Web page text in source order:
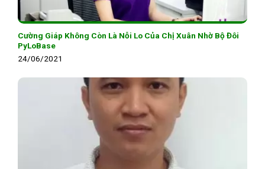
Cường Giáp Không Còn Là Nỗi Lo Của Chị Xuân Nhờ Bộ Đôi
PyLoBase
24/06/2021